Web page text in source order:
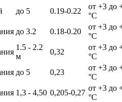
до 5 0.19-0.22
от +3 до
°С
до 3.2 0.18-0.20
от +3 до
°С
1.5 - 2.2
м
0,32
от +3 до
°С
до 5 0,23
от +3 до
°С
1,3 - 4,50 0,205-0,27
от +3 до
°С